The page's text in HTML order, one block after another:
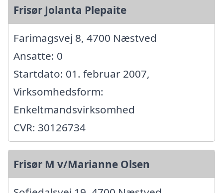
Frisør Jolanta Plepaite
Farimagsvej 8, 4700 Næstved
Ansatte: 0
Startdato: 01. februar 2007,
Virksomhedsform:
Enkeltmandsvirksomhed
CVR: 30126734
Frisør M v/Marianne Olsen